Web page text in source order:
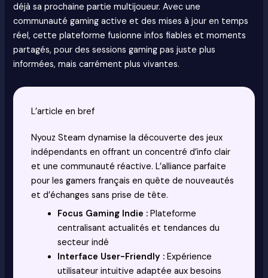
déjà sa prochaine partie multijoueur. Avec une
communauté gaming active et des mises à jour en temps
réel, cette plateforme fusionne infos fiables et moments
partagés, pour des sessions gaming pas juste plus
informées, mais carrément plus vivantes.
L’article en bref
Nyouz Steam dynamise la découverte des jeux
indépendants en offrant un concentré d’info clair
et une communauté réactive. L’alliance parfaite
pour les gamers français en quête de nouveautés
et d’échanges sans prise de tête.
Focus Gaming Indie : Plateforme
centralisant actualités et tendances du
secteur indé
Interface User-Friendly : Expérience
utilisateur intuitive adaptée aux besoins